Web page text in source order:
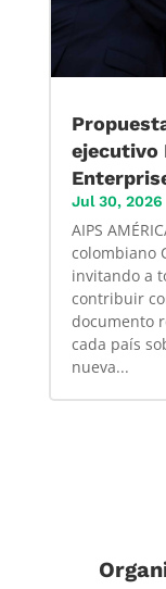
ejecutivo
Jul 30, 2026
AIPS
colombiano
invitando a
contribuir
documento
cada país
nueva...